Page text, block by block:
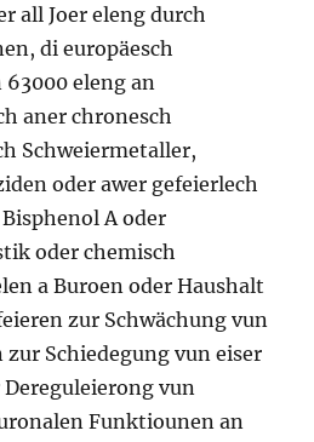
all Joer eleng durch
di europäesch
eleng an
aner chronesch
Schweiermetaller,
oder awer gefeierlech
A oder
oder chemisch
a Buroen oder Haushalt
zur Schwächung vun
Schiedegung vun eiser
vun
Funktiounen an